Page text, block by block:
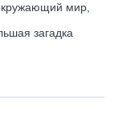
мир,
загадка